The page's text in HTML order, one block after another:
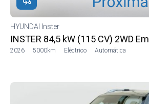
HYUNDAI Inster
INSTER 84,5 kW (115 CV) 2WD
2026 5000km Eléctrico Automática